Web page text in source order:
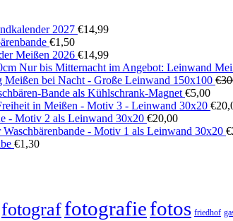
2027 €14,99
€1,50
Meißen 2026 €14,99
Nur bis Mitternacht im Angebot: Leinwand
Meißen bei Nacht - Große Leinwand 150x100 €
Bande als Kühlschrank-Magnet €5,00
in Meißen - Motiv 3 - Leinwand 30x20 €
- Motiv 2 als Leinwand 30x20 €20,00
- Motiv 1 als Leinwand 30x20 €
€1,30
fotograffotografiefotos friedhof